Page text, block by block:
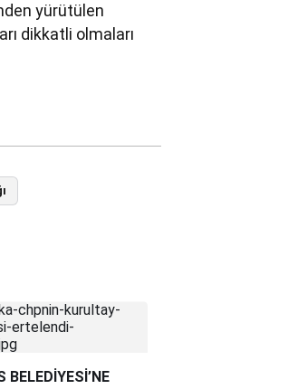
yürütülen
dikkatli olmaları
BELEDİYESİ’NE